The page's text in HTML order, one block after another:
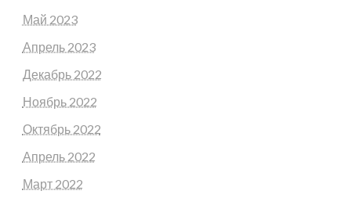
Май 2023
Апрель 2023
Декабрь 2022
Ноябрь 2022
Октябрь 2022
Апрель 2022
Март 2022